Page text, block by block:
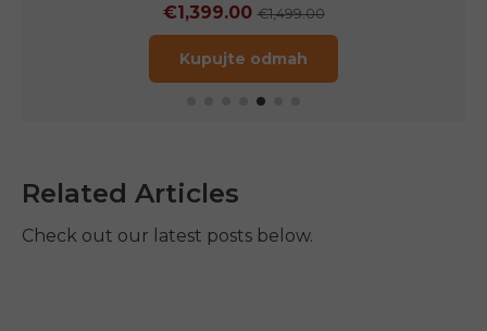
€899.00€1,499.00
Kupujte odmah
Related Articles
Check out our latest posts below.